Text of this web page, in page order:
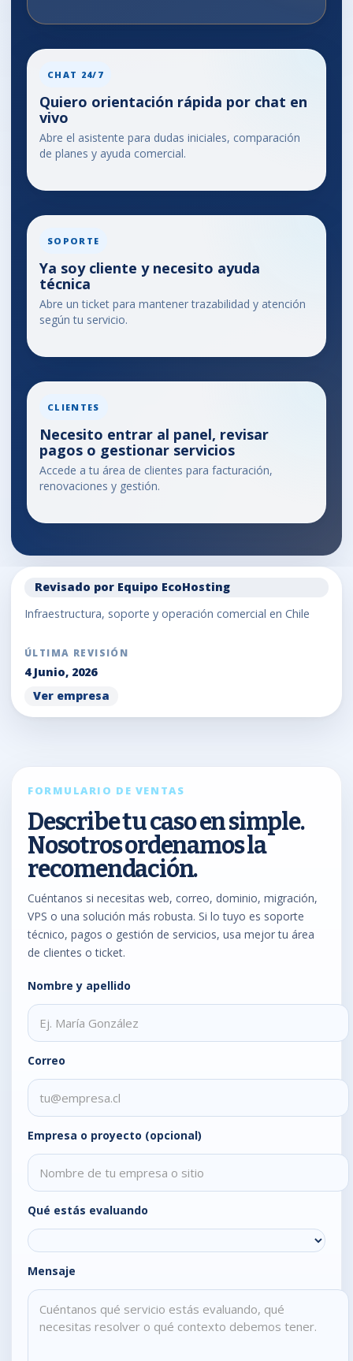
CHAT 24/7
Quiero orientación rápida por chat en
vivo
Abre el asistente para dudas iniciales, comparación
de planes y ayuda comercial.
SOPORTE
Ya soy cliente y necesito ayuda
técnica
Abre un ticket para mantener trazabilidad y atención
según tu servicio.
CLIENTES
Necesito entrar al panel, revisar
pagos o gestionar servicios
Accede a tu área de clientes para facturación,
renovaciones y gestión.
Revisado por Equipo EcoHosting
Infraestructura, soporte y operación comercial en Chile
ÚLTIMA REVISIÓN
4 Junio, 2026
Ver empresa
FORMULARIO DE VENTAS
Describe tu caso en simple.
Nosotros ordenamos la
recomendación.
Cuéntanos si necesitas web, correo, dominio, migración,
VPS o una solución más robusta. Si lo tuyo es soporte
técnico, pagos o gestión de servicios, usa mejor tu área
de clientes o ticket.
Nombre y apellido
Correo
Empresa o proyecto (opcional)
Qué estás evaluando
Mensaje